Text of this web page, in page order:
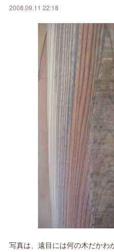
2008.09.11 22:18
写真は、遠目には何の木だかわ